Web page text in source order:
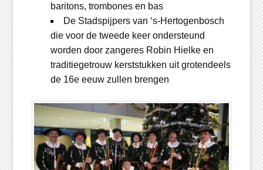
baritons, trombones en bas
De Stadspijpers van ‘s-Hertogenbosch
die voor de tweede keer ondersteund
worden door zangeres Robin Hielke en
traditiegetrouw kerststukken uit grotendeels
de 16e eeuw zullen brengen